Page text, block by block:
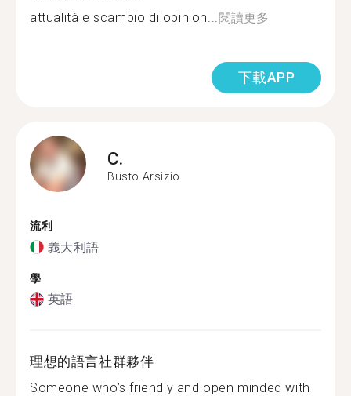
attualità e scambio di opinion...閱讀更多
下載APP
C.
Busto Arsizio
流利
義大利語
學
英語
理想的語言社群夥伴
Someone who’s friendly and open minded with